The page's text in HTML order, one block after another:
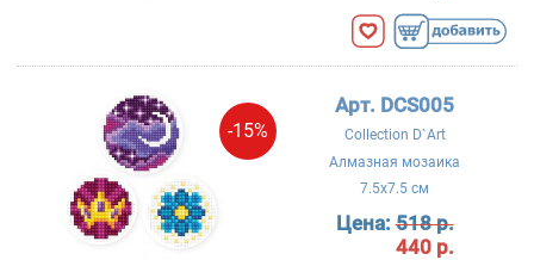
-15%
Арт. DCS005
Collection D`Art
Алмазная мозаика
7.5x7.5 см
Цена:518 р.
440 р.